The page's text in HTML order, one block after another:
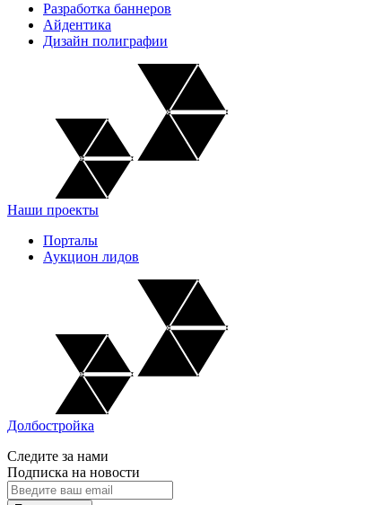
Разработка баннеров
Айдентика
Дизайн полиграфии
Наши проекты
Порталы
Аукцион лидов
Долбостройка
Следите за нами
Подписка на новости